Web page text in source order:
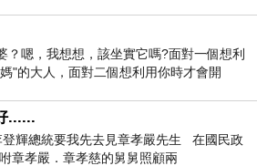
？嗯，我想想，該坐實它嗎?面對一個想利
"的大人，面對二個想利用你時才會開
......
輝總統要我先去見章孝嚴先生 在國民政
章孝嚴．章孝慈的舅舅照顧兩